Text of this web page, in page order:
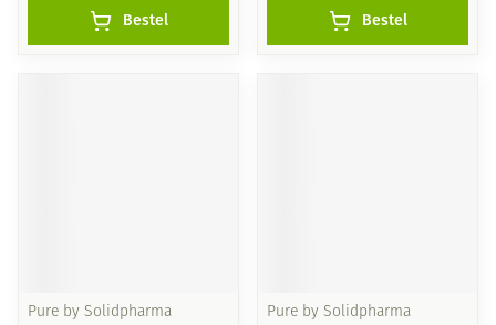
Bestel Bestel
Pure by Solidpharma Pure by Solidpharma